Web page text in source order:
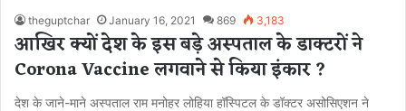
theguptchar January 16, 2021 869 3,183
आखिर क्यों देश के इस बड़े अस्पताल के डाक्टरों ने
Corona Vaccine लगवाने से किया इंकार ?
देश के जाने-माने अस्पताल राम मनोहर लोहिया हॉस्पिटल के डॉक्टर असोसिएशन ने